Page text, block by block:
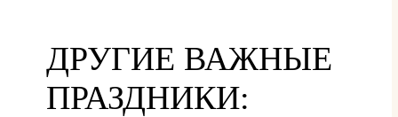
ДРУГИЕ ВАЖНЫЕ
ПРАЗДНИКИ: